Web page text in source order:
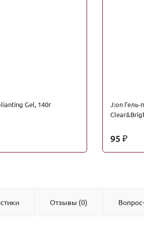
Gel, 140г
J:on Гель-
95 ₽
Отзывы (0)